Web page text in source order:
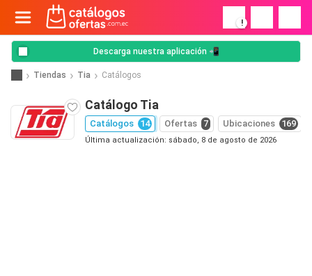
!
Descarga nuestra aplicación 📲
Tiendas Tia Catálogos
Catálogo Tia
Catálogos 14 Ofertas 7 Ubicaciones 169
Última actualización: sábado, 8 de agosto de 2026